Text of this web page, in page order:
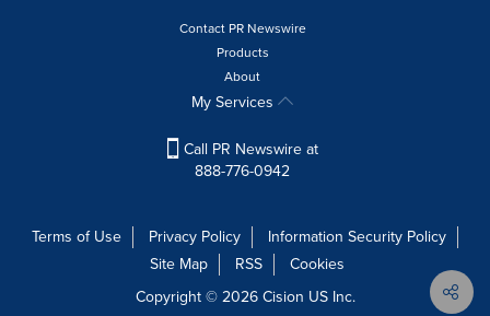
Contact PR Newswire
Products
About
My Services
Call PR Newswire at
888-776-0942
Terms of Use Privacy Policy
Information Security Policy
Site Map
RSS
Cookies
Copyright © 2026Cision US Inc.